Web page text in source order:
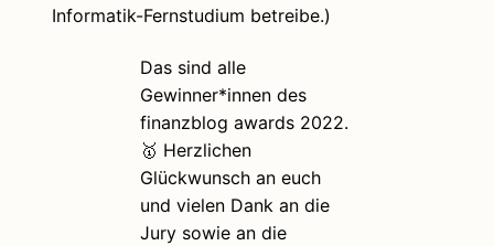
Informatik-Fernstudium betreibe.)
Das sind alle
Gewinner*innen des
finanzblog awards 2022.
🥇 Herzlichen
Glückwunsch an euch
und vielen Dank an die
Jury sowie an die